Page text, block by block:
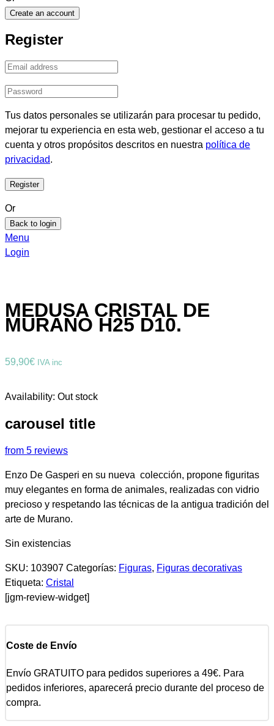
Create an account
Register
Tus datos personales se utilizarán para procesar tu pedido,
mejorar tu experiencia en esta web, gestionar el acceso a tu
cuenta y otros propósitos descritos en nuestra política de
privacidad.
Or
Back to login
Menu
Login
MEDUSA CRISTAL DE
MURANO H25 D10.
59,90€ IVA inc
Availability: Out stock
carousel title
from 5 reviews
Enzo De Gasperi en su nueva colección, propone figuritas
muy elegantes en forma de animales, realizadas con vidrio
precioso y respetando las técnicas de la antigua tradición del
arte de Murano.
Sin existencias
SKU: 103907 Categorías: Figuras, Figuras decorativas
Etiqueta: Cristal
[jgm-review-widget]
Coste de Envío
Envío GRATUITO para pedidos superiores a 49€. Para
pedidos inferiores, aparecerá precio durante del proceso de
compra.